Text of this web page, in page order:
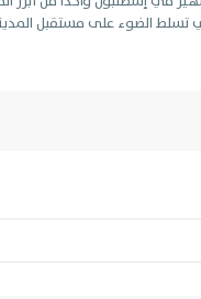
تسلط الضوء على مستقبل